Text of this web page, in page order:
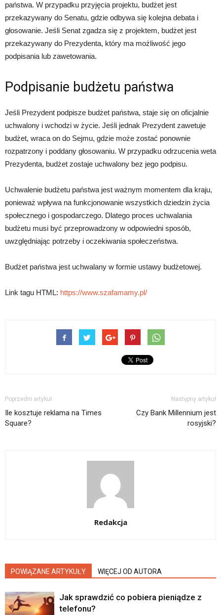
państwa. W przypadku przyjęcia projektu, budżet jest
przekazywany do Senatu, gdzie odbywa się kolejna debata i
głosowanie. Jeśli Senat zgadza się z projektem, budżet jest
przekazywany do Prezydenta, który ma możliwość jego
podpisania lub zawetowania.
Podpisanie budżetu państwa
Jeśli Prezydent podpisze budżet państwa, staje się on oficjalnie
uchwalony i wchodzi w życie. Jeśli jednak Prezydent zawetuje
budżet, wraca on do Sejmu, gdzie może zostać ponownie
rozpatrzony i poddany głosowaniu. W przypadku odrzucenia weta
Prezydenta, budżet zostaje uchwalony bez jego podpisu.
Uchwalenie budżetu państwa jest ważnym momentem dla kraju,
ponieważ wpływa na funkcjonowanie wszystkich dziedzin życia
społecznego i gospodarczego. Dlatego proces uchwalania
budżetu musi być przeprowadzony w odpowiedni sposób,
uwzględniając potrzeby i oczekiwania społeczeństwa.
Budżet państwa jest uchwalany w formie ustawy budżetowej.
Link tagu HTML: https://www.szafamamy.pl/
Poprzedni artykuł
Ile kosztuje reklama na Times
Square?
Następny artykuł
Czy Bank Millennium jest
rosyjski?
Redakcja
POWIĄZANE ARTYKUŁY WIĘCEJ OD AUTORA
Jak sprawdzić co pobiera pieniądze z
telefonu?